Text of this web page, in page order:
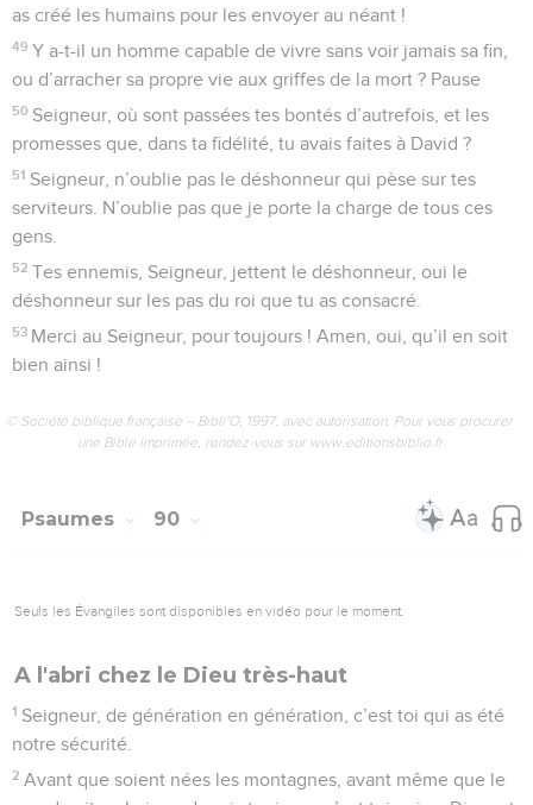
as créé les humains pour les envoyer au néant !
49 Y a-t-il un homme capable de vivre sans voir jamais sa fin,
ou d’arracher sa propre vie aux griffes de la mort ? Pause
50 Seigneur, où sont passées tes bontés d’autrefois, et les
promesses que, dans ta fidélité, tu avais faites à David ?
51 Seigneur, n’oublie pas le déshonneur qui pèse sur tes
serviteurs. N’oublie pas que je porte la charge de tous ces
gens.
52 Tes ennemis, Seigneur, jettent le déshonneur, oui le
déshonneur sur les pas du roi que tu as consacré.
53 Merci au Seigneur, pour toujours ! Amen, oui, qu’il en soit
bien ainsi !
© Société biblique française – Bibli’O, 1997, avec autorisation. Pour vous procurer
une Bible imprimée, rendez-vous sur www.editionsbiblio.fr
Psaumes 90
Seuls les Évangiles sont disponibles en vidéo pour le moment.
A l'abri chez le Dieu très-haut
1 Seigneur, de génération en génération, c’est toi qui as été
notre sécurité.
2 Avant que soient nées les montagnes, avant même que le